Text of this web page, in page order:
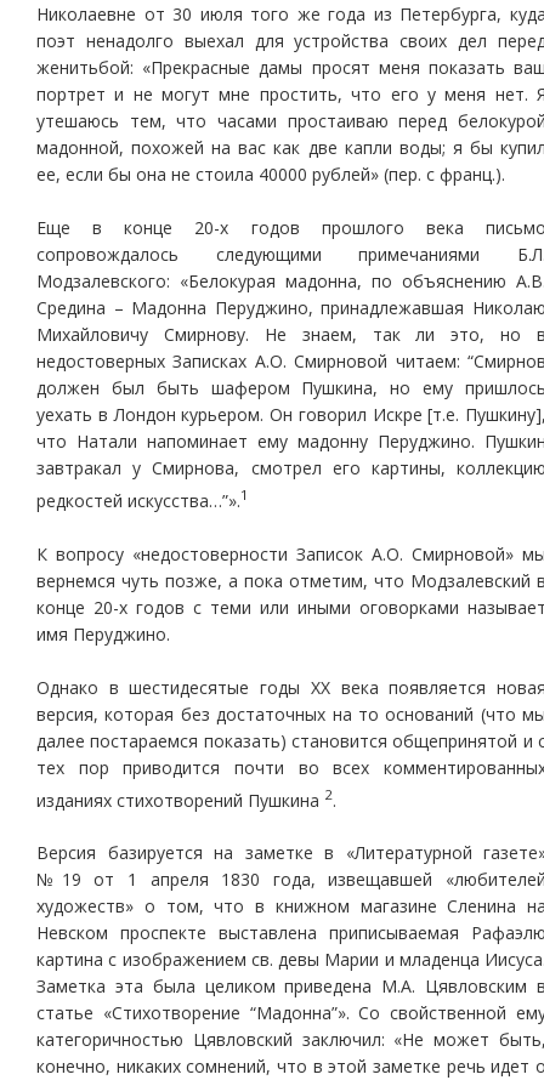
Николаевне от 30 июля того же года из Петербурга,
поэт ненадолго выехал для устройства своих дел
женитьбой: «Прекрасные дамы просят меня показать
портрет и не могут мне простить, что его у меня нет.
утешаюсь тем, что часами простаиваю перед
мадонной, похожей на вас как две капли воды; я бы
ее, если бы она не стоила 40000 рублей» (пер. с франц.).
Еще в конце 20-х годов прошлого века
сопровождалось следующими примечаниями
Модзалевского: «Белокурая мадонна, по объяснению
Средина – Мадонна Перуджино, принадлежавшая
Михайловичу Смирнову. Не знаем, так ли это, но
недостоверных Записках А.О. Смирновой читаем:
должен был быть шафером Пушкина, но ему
уехать в Лондон курьером. Он говорил Искре [т.е.
что Натали напоминает ему мадонну Перуджино.
завтракал у Смирнова, смотрел его картины,
редкостей искусства…”».1
К вопросу «недостоверности Записок А.О. Смирновой»
вернемся чуть позже, а пока отметим, что Модзалевский
конце 20-х годов с теми или иными оговорками
имя Перуджино.
Однако в шестидесятые годы ХХ века появляется
версия, которая без достаточных на то оснований (что
далее постараемся показать) становится общепринятой и
тех пор приводится почти во всех
изданиях стихотворений Пушкина 2.
Версия базируется на заметке в «Литературной
№19 от 1 апреля 1830 года, извещавшей
художеств» о том, что в книжном магазине Сленина
Невском проспекте выставлена приписываемая
картина с изображением св. девы Марии и младенца
Заметка эта была целиком приведена М.А. Цявловским
статье «Стихотворение “Мадонна”». Со свойственной
категоричностью Цявловский заключил: «Не может
конечно, никаких сомнений, что в этой заметке речь идет